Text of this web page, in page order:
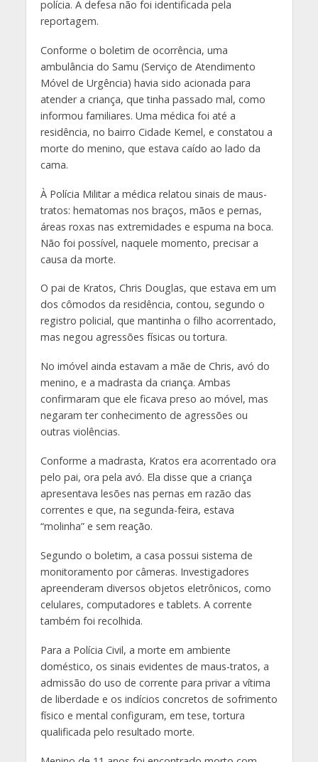
polícia. A defesa não foi identificada pela
reportagem.
Conforme o boletim de ocorrência, uma
ambulância do Samu (Serviço de Atendimento
Móvel de Urgência) havia sido acionada para
atender a criança, que tinha passado mal, como
informou familiares. Uma médica foi até a
residência, no bairro Cidade Kemel, e constatou a
morte do menino, que estava caído ao lado da
cama.
À Polícia Militar a médica relatou sinais de maus-
tratos: hematomas nos braços, mãos e pernas,
áreas roxas nas extremidades e espuma na boca.
Não foi possível, naquele momento, precisar a
causa da morte.
O pai de Kratos, Chris Douglas, que estava em um
dos cômodos da residência, contou, segundo o
registro policial, que mantinha o filho acorrentado,
mas negou agressões físicas ou tortura.
No imóvel ainda estavam a mãe de Chris, avó do
menino, e a madrasta da criança. Ambas
confirmaram que ele ficava preso ao móvel, mas
negaram ter conhecimento de agressões ou
outras violências.
Conforme a madrasta, Kratos era acorrentado ora
pelo pai, ora pela avó. Ela disse que a criança
apresentava lesões nas pernas em razão das
correntes e que, na segunda-feira, estava
“molinha” e sem reação.
Segundo o boletim, a casa possui sistema de
monitoramento por câmeras. Investigadores
apreenderam diversos objetos eletrônicos, como
celulares, computadores e tablets. A corrente
também foi recolhida.
Para a Polícia Civil, a morte em ambiente
doméstico, os sinais evidentes de maus-tratos, a
admissão do uso de corrente para privar a vítima
de liberdade e os indícios concretos de sofrimento
físico e mental configuram, em tese, tortura
qualificada pelo resultado morte.